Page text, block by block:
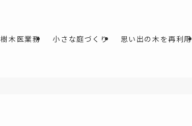
樹木医業務 小さな庭づくり 思い出の木を再利用